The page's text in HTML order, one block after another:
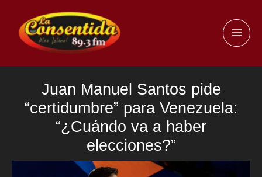
contenido
Juan Manuel Santos pide
“certidumbre” para Venezuela:
“¿Cuándo va a haber
elecciones?”